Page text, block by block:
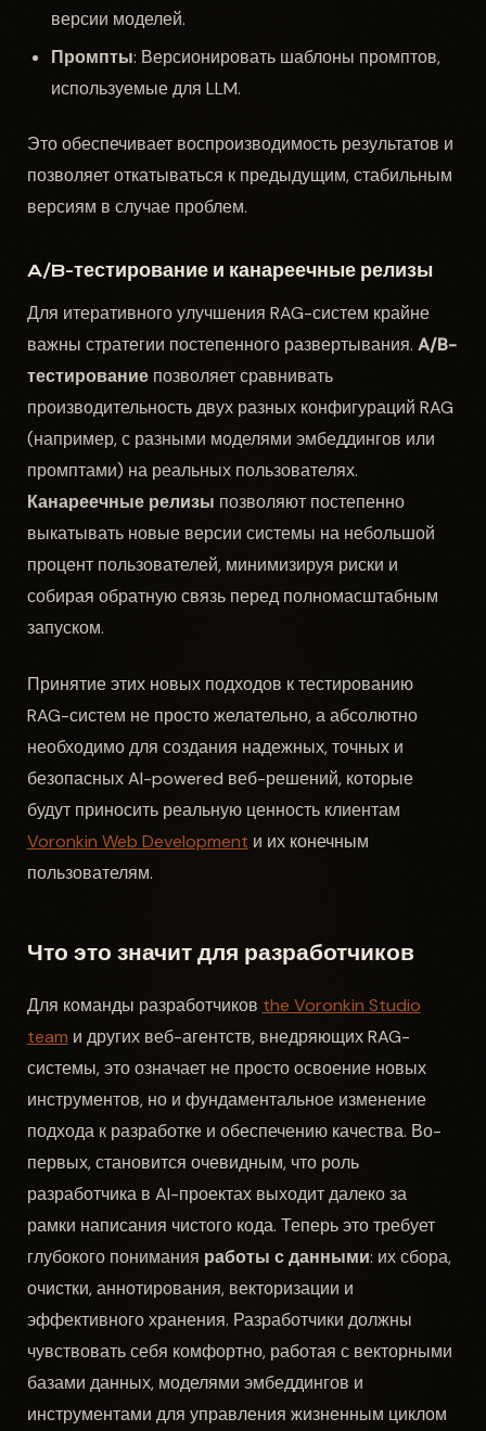
версии моделей.
Промпты: Версионировать шаблоны промптов,
используемые для LLM.
Это обеспечивает воспроизводимость результатов и
позволяет откатываться к предыдущим, стабильным
версиям в случае проблем.
A/B-тестирование и канареечные релизы
Для итеративного улучшения RAG-систем крайне
важны стратегии постепенного развертывания. A/B-
тестированиепозволяет сравнивать
производительность двух разных конфигураций RAG
(например, с разными моделями эмбеддингов или
промптами) на реальных пользователях.
Канареечные релизы позволяют постепенно
выкатывать новые версии системы на небольшой
процент пользователей, минимизируя риски и
собирая обратную связь перед полномасштабным
запуском.
Принятие этих новых подходов к тестированию
RAG-систем не просто желательно, а абсолютно
необходимо для создания надежных, точных и
безопасных AI-powered веб-решений, которые
будут приносить реальную ценность клиентам
Voronkin Web Development и их конечным
пользователям.
Что это значит для разработчиков
Для команды разработчиков the Voronkin Studio
team и других веб-агентств, внедряющих RAG-
системы, это означает не просто освоение новых
инструментов, но и фундаментальное изменение
подхода к разработке и обеспечению качества. Во-
первых, становится очевидным, что роль
разработчика в AI-проектах выходит далеко за
рамки написания чистого кода. Теперь это требует
глубокого понимания работы с данными: их сбора,
очистки, аннотирования, векторизации и
эффективного хранения. Разработчики должны
чувствовать себя комфортно, работая с векторными
базами данных, моделями эмбеддингов и
инструментами для управления жизненным циклом